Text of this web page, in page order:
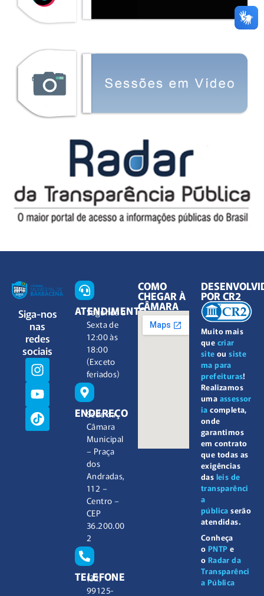
Siga-nos
nas
redes
sociais
ATENDIMENTO
Segunda à
Sexta de
12:00 às
18:00
(Exceto
feriados)
ENDEREÇO
Sede da
Câmara
Municipal
– Praça
dos
Andradas,
112 –
Centro –
CEP
36.200.00
2
TELEFONE
(32)
99125-
COMO
CHEGAR À
CÂMARA
Muito mais
que criar
site ousiste
ma para
prefeituras!
Realizamos
uma assessor
ia completa,
onde
garantimos
em contrato
que todas as
exigências
das leis de
transparênci
a
pública serão
atendidas.
Conheça
o PNTP e
o Radar da
Transparênci
a Pública
POR CR2